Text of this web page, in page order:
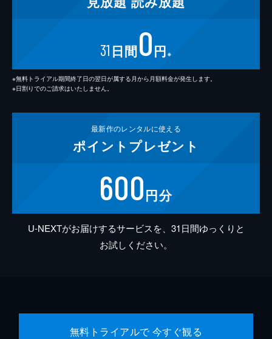
31 日間0円 ※
※無料トライアル期間終了日の翌日が属する月から月額料金が発生します。
※日割りでのご請求はいたしません。
最新作のレンタルに使える
ポイント プレゼント
600円分
U-NEXTがお届けするサービスを、31日間ゆっくりと
お試しください。
無料トライアルで 今すぐ観る